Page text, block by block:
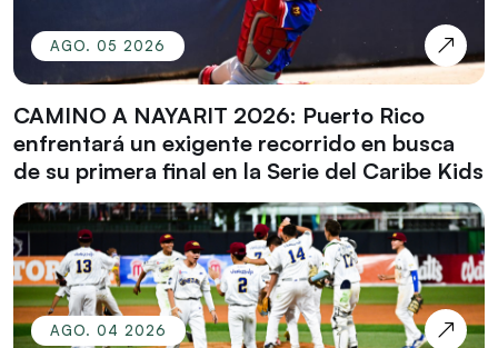
AGO. 05 2026
CAMINO A NAYARIT 2026: Puerto Rico
enfrentará un exigente recorrido en busca
de su primera final en la Serie del Caribe Kids
AGO. 04 2026